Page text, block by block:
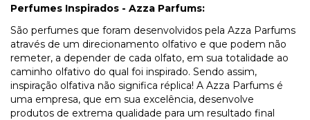
Perfumes Inspirados - Azza Parfums:
São perfumes que foram desenvolvidos pela Azza Parfums
através de um direcionamento olfativo e que podem não
remeter, a depender de cada olfato, em sua totalidade ao
caminho olfativo do qual foi inspirado. Sendo assim,
inspiração olfativa não significa réplica! A Azza Parfums é
uma empresa, que em sua excelência, desenvolve
produtos de extrema qualidade para um resultado final